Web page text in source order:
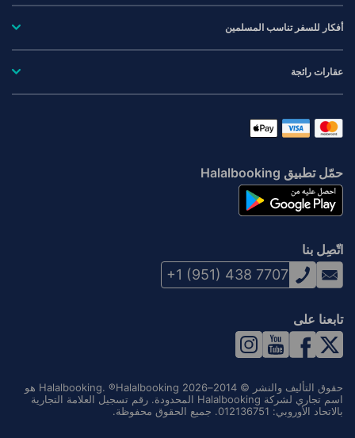
أفكار للسفر تناسب المسلمين
عقارات رائجة
حمّل تطبيق Halalbooking
اتّصِل بنا
+1 (951) 438 7707
تابعنا على
حقوق التأليف والنشر © 2014–2026 Halalbooking. ®Halalbooking هو
اسم تجاري لشركة Halalbooking المحدودة. رقم تسجيل العلامة التجارية
بالاتحاد الأوروبي: 012136751. جميع الحقوق محفوظة.